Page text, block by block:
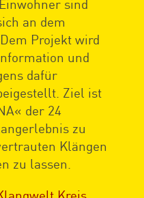
sind
an dem
Projekt wird
und
dafür
Ziel ist
der 24
zu
Klängen
zu lassen.
Kreis